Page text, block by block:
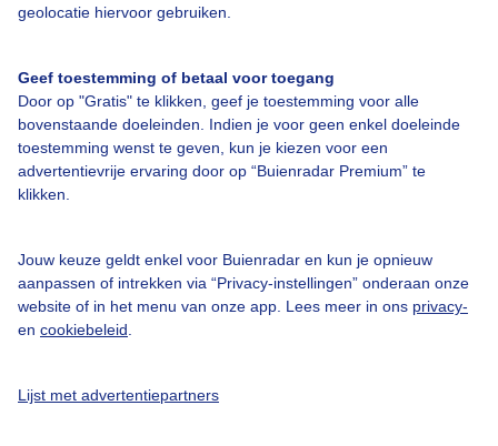
geolocatie hiervoor gebruiken.
Geef toestemming of betaal voor toegang
Door op "Gratis" te klikken, geef je toestemming voor alle
bovenstaande doeleinden. Indien je voor geen enkel doeleinde
toestemming wenst te geven, kun je kiezen voor een
advertentievrije ervaring door op “Buienradar Premium” te
klikken.
Jouw keuze geldt enkel voor Buienradar en kun je opnieuw
aanpassen of intrekken via “Privacy-instellingen” onderaan onze
website of in het menu van onze app. Lees meer in ons privacy-
en cookiebeleid
Lijst met advertentiepartners
Veelgestelde vragen
Toegankelijkheid
Gebruikersvoorwaarden
Adverteren
Cookie beleid
Privacy instellingen